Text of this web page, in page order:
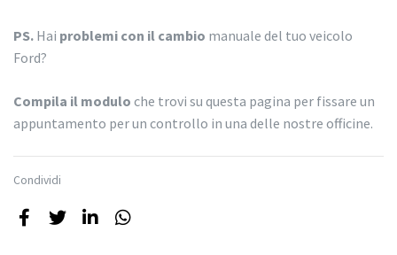
PS. Hai problemi con il cambio manuale del tuo veicolo
Ford?
Compila il modulo che trovi su questa pagina per fissare un
appuntamento per un controllo in una delle nostre officine.
Condividi